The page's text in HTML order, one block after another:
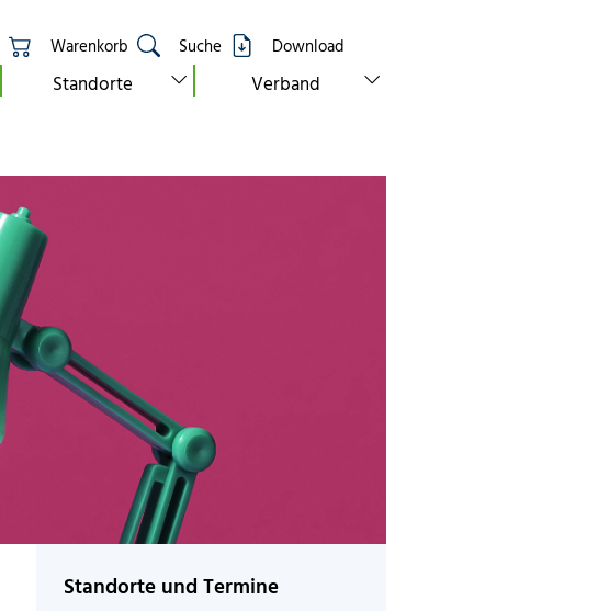
Warenkorb Suche Download
Standorte show submenu for “standorte”
Verband show submenu for “verband”
Standorte und Termine